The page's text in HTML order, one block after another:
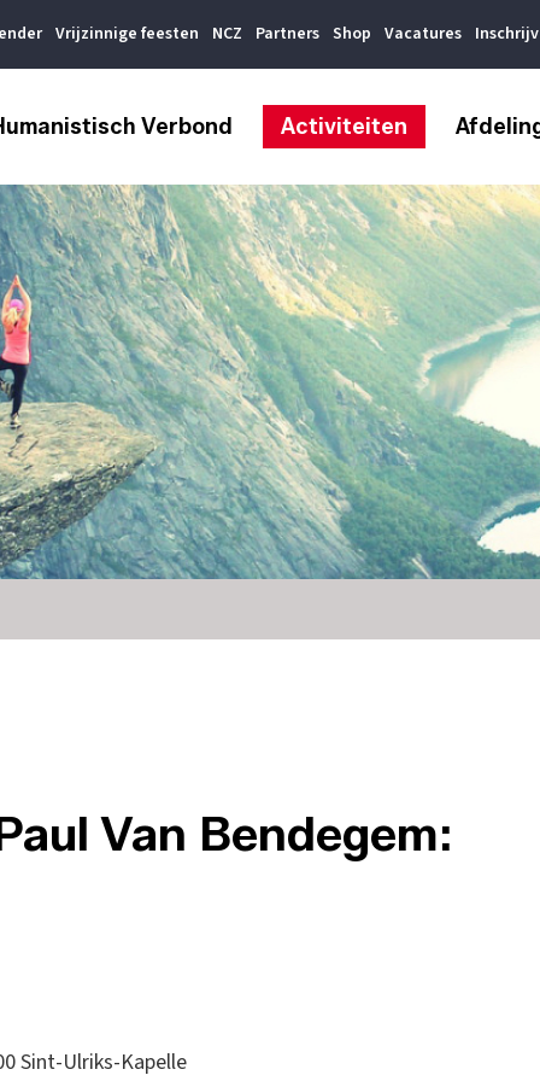
Vrijzinnige feesten NCZ Partners Shop Vacatures
Verbond Activiteiten
Van Bendegem:
Sint-Ulriks-Kapelle